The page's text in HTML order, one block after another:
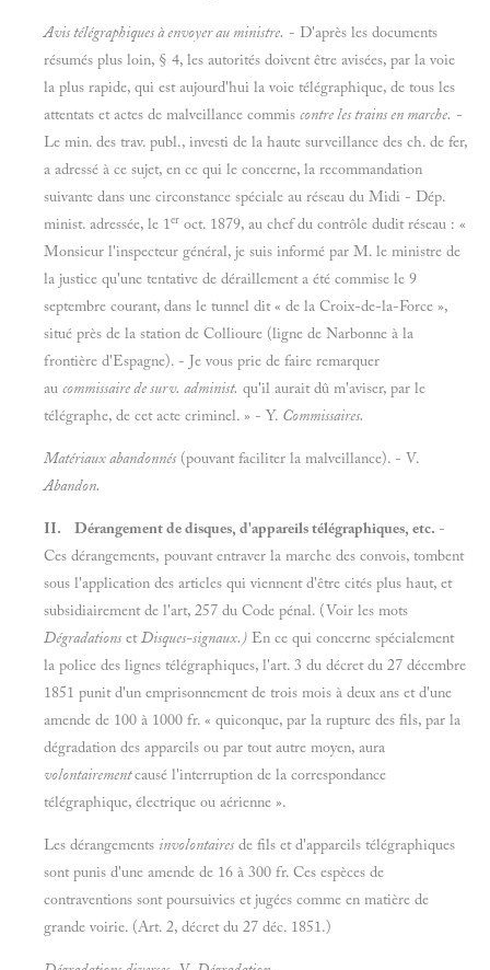
Avis télégraphiques à envoyer au ministre. - D'après les documents
résumés plus loin, § 4, les autorités doivent être avisées, par la voie
la plus rapide, qui est aujourd'hui la voie télégraphique, de tous les
attentats et actes de malveillance commis contre les trains en marche. -
Le min. des trav. publ., investi de la haute surveillance des ch. de fer,
a adressé à ce sujet, en ce qui le concerne, la recommandation
suivante dans une circonstance spéciale au réseau du Midi - Dép.
minist. adressée, le 1er oct. 1879, au chef du contrôle dudit réseau : «
Monsieur l'inspecteur général, je suis informé par M. le ministre de
la justice qu'une tentative de déraillement a été commise le 9
septembre courant, dans le tunnel dit « de la Croix-de-la-Force »,
situé près de la station de Collioure (ligne de Narbonne à la
frontière d'Espagne). - Je vous prie de faire remarquer
au commissaire de surv. administ. qu'il aurait dû m'aviser, par le
télégraphe, de cet acte criminel. » - Y. Commissaires.
Matériaux abandonnés (pouvant faciliter la malveillance). - V.
Abandon.
II. Dérangement de disques, d'appareils télégraphiques, etc. -
Ces dérangements, pouvant entraver la marche des convois, tombent
sous l'application des articles qui viennent d'être cités plus haut, et
subsidiairement de l'art, 257 du Code pénal. (Voir les mots
Dégradations etDisques-signaux.) En ce qui concerne spécialement
la police des lignes télégraphiques, l'art. 3 du décret du 27 décembre
1851 punit d'un emprisonnement de trois mois à deux ans et d'une
amende de 100 à 1000 fr. « quiconque, par la rupture des fils, par la
dégradation des appareils ou par tout autre moyen, aura
volontairementcausé l'interruption de la correspondance
télégraphique, électrique ou aérienne ».
Les dérangements involontaires de fils et d'appareils télégraphiques
sont punis d'une amende de 16 à 300 fr. Ces espèces de
contraventions sont poursuivies et jugées comme en matière de
grande voirie. (Art. 2, décret du 27 déc. 1851.)